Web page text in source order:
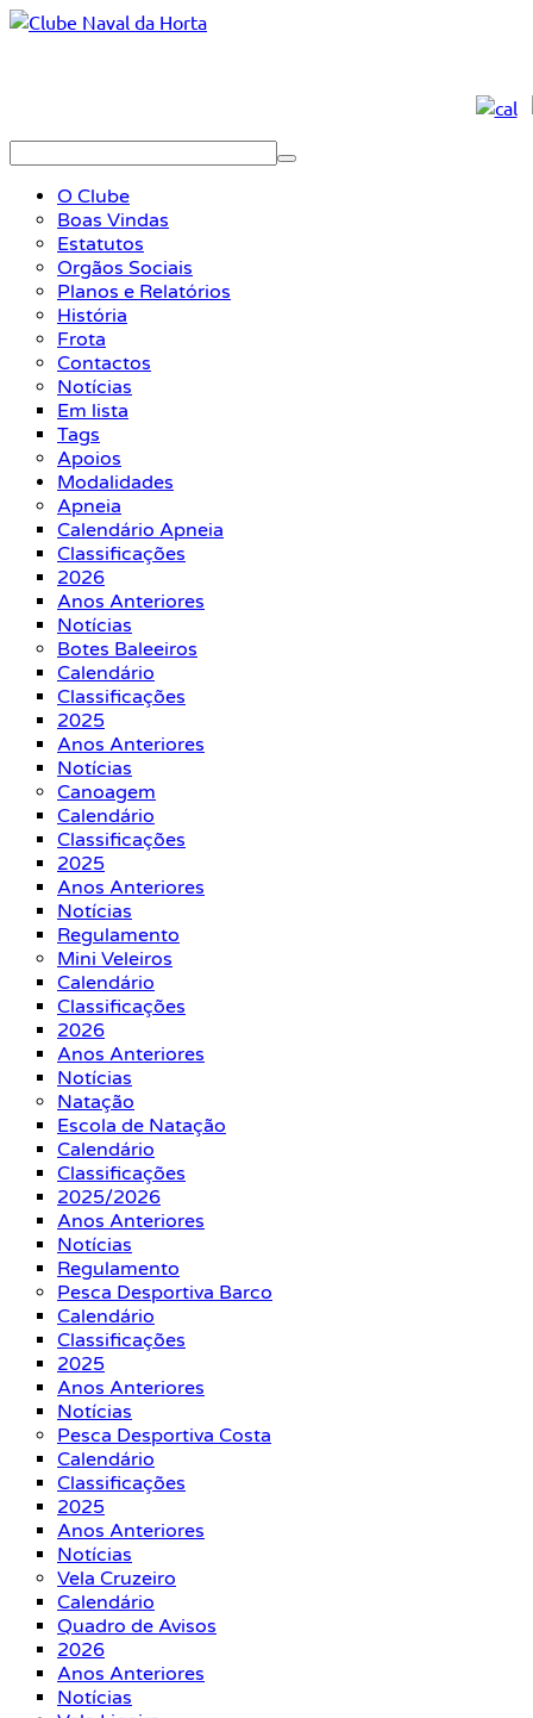
O Clube
Boas Vindas
Estatutos
Orgãos Sociais
Planos e Relatórios
História
Frota
Contactos
Notícias
Em lista
Tags
Apoios
Modalidades
Apneia
Calendário Apneia
Classificações
2026
Anos Anteriores
Notícias
Botes Baleeiros
Calendário
Classificações
2025
Anos Anteriores
Notícias
Canoagem
Calendário
Classificações
2025
Anos Anteriores
Notícias
Regulamento
Mini Veleiros
Calendário
Classificações
2026
Anos Anteriores
Notícias
Natação
Escola de Natação
Calendário
Classificações
2025/2026
Anos Anteriores
Notícias
Regulamento
Pesca Desportiva Barco
Calendário
Classificações
2025
Anos Anteriores
Notícias
Pesca Desportiva Costa
Calendário
Classificações
2025
Anos Anteriores
Notícias
Vela Cruzeiro
Calendário
Quadro de Avisos
2026
Anos Anteriores
Notícias